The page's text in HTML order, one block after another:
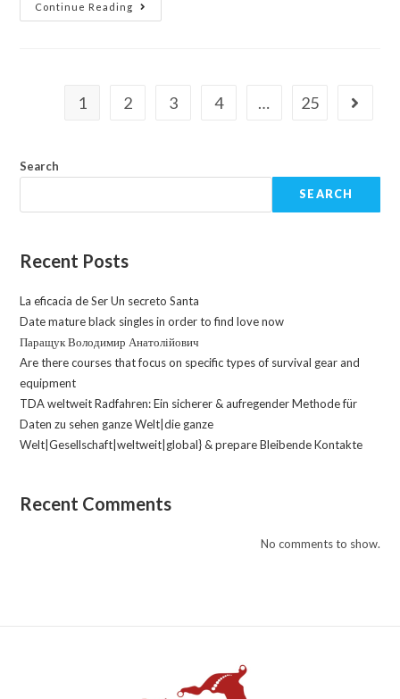
Continue Reading
1 2 3 4 … 25
Search
SEARCH
Recent Posts
La eficacia de Ser Un secreto Santa
Date mature black singles in order to find love now
Паращук Володимир Анатолійович
Are there courses that focus on specific types of survival gear and
equipment
TDA weltweit Radfahren: Ein sicherer & aufregender Methode für
Daten zu sehen ganze Welt|die ganze
Welt|Gesellschaft|weltweit|global} & prepare Bleibende Kontakte
Recent Comments
No comments to show.